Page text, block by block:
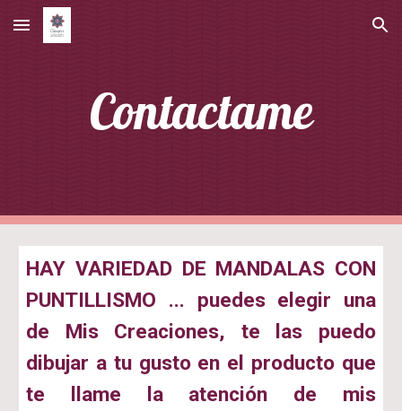
Skip to main content Skip to navigation
Contactame
HAY VARIEDAD DE MANDALAS CON
PUNTILLISMO ... puedes elegir una
de Mis Creaciones, te las puedo
dibujar a tu gusto en el producto que
te llame la atención de mis